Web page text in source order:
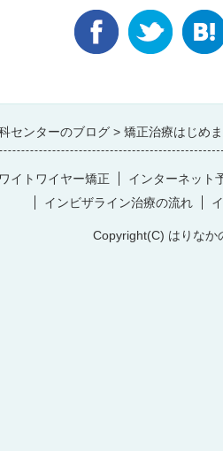
センターのブログ 矯正治療はじめ
イトワイヤー矯正
インターネット
インビザライン治療の流れ
Copyright(C) はりなか